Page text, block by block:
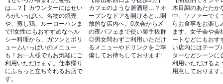
は…？】カウンターにはせい
ろがいっぱい。名物の焼売
や、蒸し鶏、ルーローハンま
で!!女性にもおすすめなヘル
シー料理から、ガツンとボリ
ュームいっぱいのメニュー
も！お一人様でもお気軽にご
利用いただけます。仕事帰り
にふらっと立ち寄れるお店で
す。
カフェのような居酒屋…？オ
ープンなドアを開けると…開
放的な店内へ。0次会から〆
の夜パフェまで使い勝手抜群
◎男女問わずご利用いただけ
るメニューやドリンクをご準
備してお待ちしております!
木目調のあたたか
中、ソファーでく
らお食事をお楽し
ます。女子会や会
ートなどにもお
い店内にはテーブ
ターなどシーンに
利用いただけるよ
用意しております